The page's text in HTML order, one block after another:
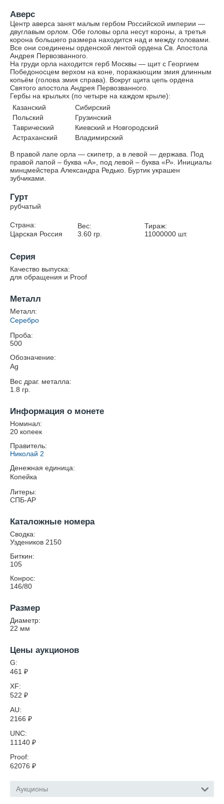
Аверс
Центр аверса занят малым гербом Российской империи —
двуглавым орлом. Обе головы орла несут короны, а третья
корона большего размера находится над и между головами.
Все они соединены орденской лентой ордена Св. Апостола
Андрея Первозванного.
На груди орла находится герб Москвы — щит с Георгием
Победоносцем верхом на коне, поражающим змия длинным
копьём (голова змия справа). Вокруг щита цепь ордена
Святого апостола Андрея Первозванного.
Гербы на крыльях (по четыре на каждом крыле):
Казанский
Польский
Таврический
Астраханский
Сибирский
Грузинский
Киевский и Новгородский
Владимирский
В правой лапе орла — скипетр, а в левой — держава. Под
правой лапой – буква «А», под левой – буква «Р». Инициалы
минцмейстера Александра Редько. Буртик украшен
зубчиками.
Гурт
рубчатый
Страна:
Царская Россия
Вес:
3.60гр.
Тираж:
11000000 шт.
Серия
Качество выпуска:
для обращения и Proof
Металл
Металл:
Серебро
Проба:
500
Обозначение:
Ag
Вес драг. металла:
1.8 гр.
Информация о монете
Номинал:
20 копеек
Правитель:
Николай 2
Денежная единица:
Копейка
Литеры:
СПБ-АР
Каталожные номера
Сводка:
Уздеников 2150
Биткин:
105
Конрос:
146/80
Размер
Диаметр:
22 мм
Цены аукционов
G:
461 ₽
XF:
522 ₽
AU:
2166 ₽
UNC:
11140 ₽
Proof:
62076 ₽
Аукционы